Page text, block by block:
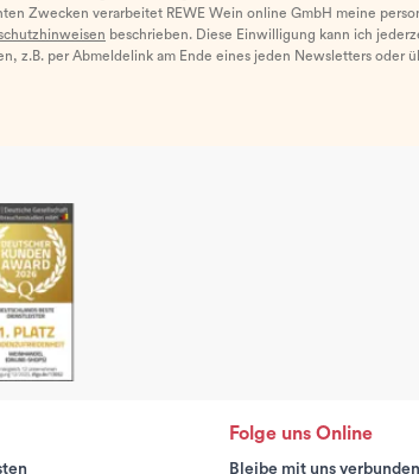
Zwecken verarbeitet REWE Wein online GmbH meine
beschrieben. Diese Einwilligung kann ich
z.B. per Abmeldelink am Ende eines jeden Newsletters oder
Folge uns Online
Bleibe mit uns